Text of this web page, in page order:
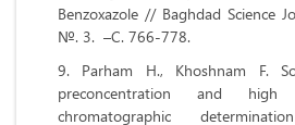
Benzoxazole // Baghdad Science
№. 3. –С. 766-778.
Parham H., Khoshnam F.
preconcentration and high
chromatographic